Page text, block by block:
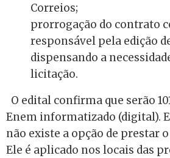
Correios;
prorrogação do contrato
responsável pela edição
dispensando a
licitação.
O edital confirma que serão
Enem informatizado (digital).
não existe a opção de prestar
Ele é aplicado nos locais das